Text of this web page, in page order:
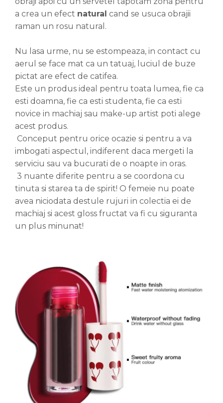
a crea un efect natural cand se usuca obrajii
raman un rosu natural.
Nu lasa urme, nu se estompeaza, in contact cu
aerul se face mat ca un tatuaj, luciul de buze
pictat are efect de catifea.
Este un produs ideal pentru toata lumea, fie ca
esti doamna, fie ca esti studenta, fie ca esti
novice in machiaj sau make-up artist poti alege
acest produs.
Conceput pentru orice ocazie si pentru a va
imbogati aspectul, indiferent daca mergeti la
serviciu sau va bucurati de o noapte in oras.
3 nuante diferite pentru a se coordona cu
tinuta si starea ta de spirit! O femeie nu poate
avea niciodata destule rujuri in colectia ei de
machiaj si acest gloss fructat va fi cu siguranta
un plus minunat!